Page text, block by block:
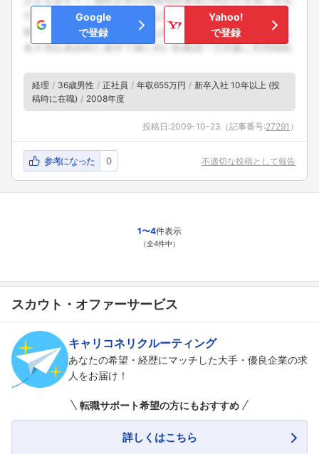
フォローしました
こちらの企業もフォローしませんか？
Google
で登録
Yahoo!
で登録
経理 36歳男性 正社員 年収655万円
新卒入社 10年以上 (投
稿時に在職)
2008年度
投稿日:2009-10-23 （記事番号:27291 ）
参考になった 0 不適切な投稿として報告
1〜4件表示
（全4件中）
スカウト・オファーサービス
キャリコネリクルーティング
あなたの希望・経歴にマッチした大手・優良企業の求
人をお届け！
転職サポート希望の方にもおすすめ
詳しくはこちら